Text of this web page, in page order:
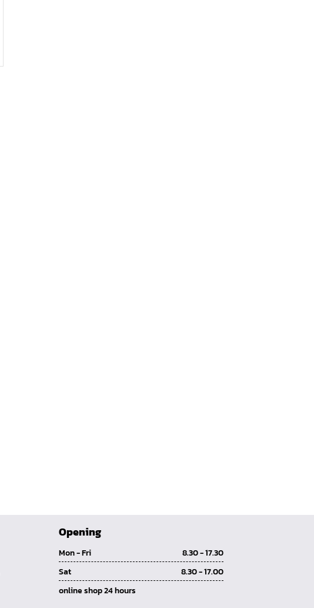
Opening
Mon - Fri
8.30 - 17.30
Sat
8.30 - 17.00
online shop 24 hours